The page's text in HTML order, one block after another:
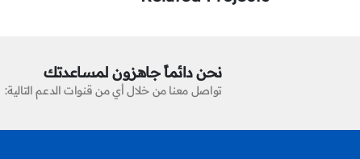
نحن دائماً جاهزون لمساعدتك
تواصل معنا من خلال أي من قنوات الدعم التالية: